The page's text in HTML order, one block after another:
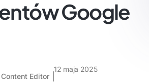
Google
Editor
12 maja 2025